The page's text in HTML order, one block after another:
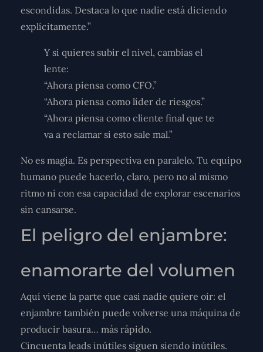
escondidas. Destaca lo que nadie está diciendo
explícitamente.”
Y si quieres subir el nivel, cambias el
lente:
“Ahora piensa como CFO.”
“Ahora piensa como líder de riesgos.”
“Ahora piensa como cliente final que te
va a reclamar si esto sale mal.”
No es magia. Es perspectiva en paralelo. Tu equipo
humano puede hacerlo, claro, pero no al mismo
ritmo ni con esa capacidad de explorar escenarios
sin cansarse.
El peligro del enjambre:
enamorarte del volumen
Aquí viene la parte que casi nadie quiere oír: el
enjambre también puede volverse una máquina de
producir basura… más rápido.
Cincuenta leads inútiles siguen siendo inútiles.